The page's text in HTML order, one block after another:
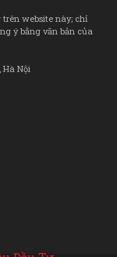
website này; chỉ
ý bằng văn bản của
Hà Nội